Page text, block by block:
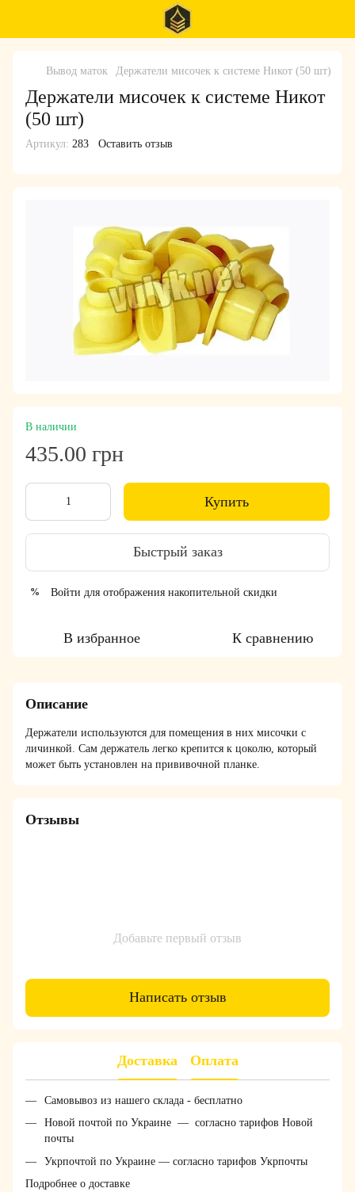
Вывод маток Держатели мисочек к системе Никот (50 шт)
Держатели мисочек к системе Никот
(50 шт)
Артикул: 283 Оставить отзыв
В наличии
435.00 грн
Купить
Быстрый заказ
% Войти для отображения накопительной скидки
В избранное К сравнению
Описание
Держатели используются для помещения в них мисочки с
личинкой . Сам держатель легко крепится к цоколю, который
может быть установлен на прививочной планке.
Отзывы
Добавьте первый отзыв
Написать отзыв
Доставка Оплата
Самовывоз из нашего склада - бесплатно
Новой почтой по Украине — согласно тарифов Новой
почты
Укрпочтой по Украине — согласно тарифов Укрпочты
Подробнее о доставке